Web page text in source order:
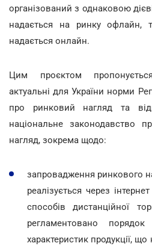
організований з однаковою
надається на ринку офлайн,
надається онлайн.
Цим проєктом
актуальні для України норми
про ринковий нагляд та
національне законодавство
нагляд, зокрема щодо:
запровадження ринкового
реалізується через
способів дистанційної
регламентовано
характеристик продукції,